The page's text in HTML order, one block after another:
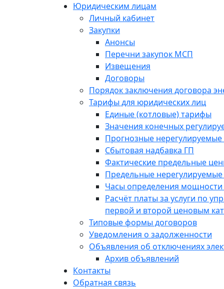
Юридическим лицам
Личный кабинет
Закупки
Анонсы
Перечни закупок МСП
Извещения
Договоры
Порядок заключения договора
Тарифы для юридических лиц
Единые (котловые) тарифы
Значения конечных
Прогнозные
Сбытовая надбавка ГП
Фактические предельные
Предельные
Часы определения
Расчёт платы за услуги по
первой и второй ценовым
Типовые формы договоров
Уведомления о задолженности
Объявления об отключениях
Архив объявлений
Контакты
Обратная связь